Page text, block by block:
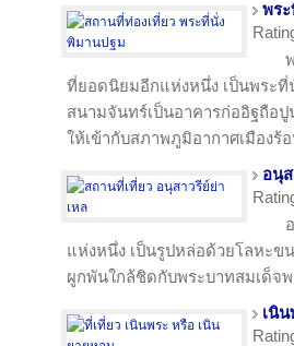
พร
ที่ยอดนิยมอีกแห่งหนึ่ง เป็นพระที่
สนามจันทร์เป็นอาคารก่ออิฐถือ
ให้เข้ากับสภาพภูมิอากาศเมืองร้
อนุ
แห่งหนึ่ง เป็นรูปหล่อด้วยโลหะข
ผูกพันใกล้ชิดกับพระบาทสมเด็จพ
เนิ